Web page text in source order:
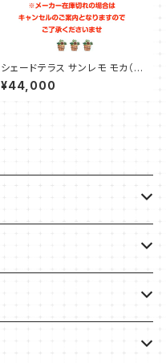
シェードテラス サンレモ モカ（1
枚）タカショー
¥44,000